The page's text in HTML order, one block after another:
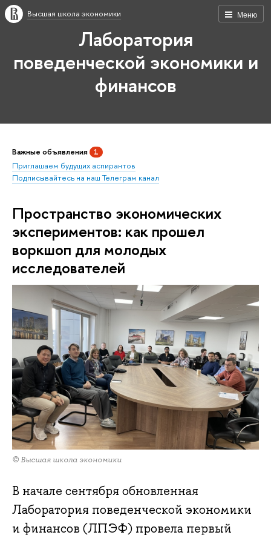
Меню
Высшая школа экономики
Лаборатория
поведенческой экономики и
финансов
Важные объявления 1
Приглашаем будущих аспирантов
Подписывайтесь на наш Телеграм канал
Пространство экономических
экспериментов: как прошел
воркшоп для молодых
исследователей
© Высшая школа экономики
В начале сентября обновленная
Лаборатория поведенческой экономики
и финансов (ЛПЭФ) провела первый